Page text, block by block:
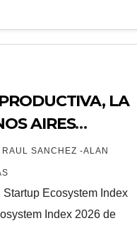
LA
AIRES
RAUL SANCHEZ -ALAN
Ecosystem Index
Index 2026 de